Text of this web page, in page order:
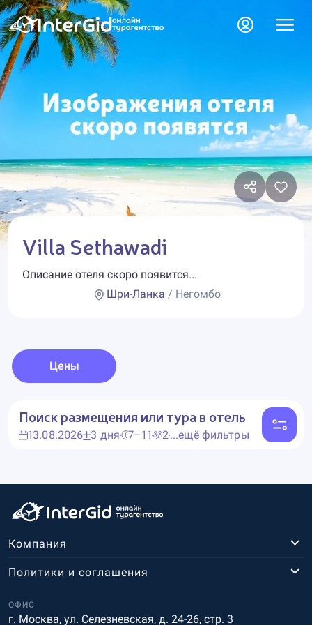
Villa Sethawadi
Описание отеля скоро появится...
Шри-Ланка / Негомбо
Цены
Поиск размещения или тура в отель
13.08.2026 3 дня 7–11 2...ещё фильтры
Компания
ОФИС
г. Москва, ул. Селезневская, д. 24-26, стр. 3
Политики и соглашения